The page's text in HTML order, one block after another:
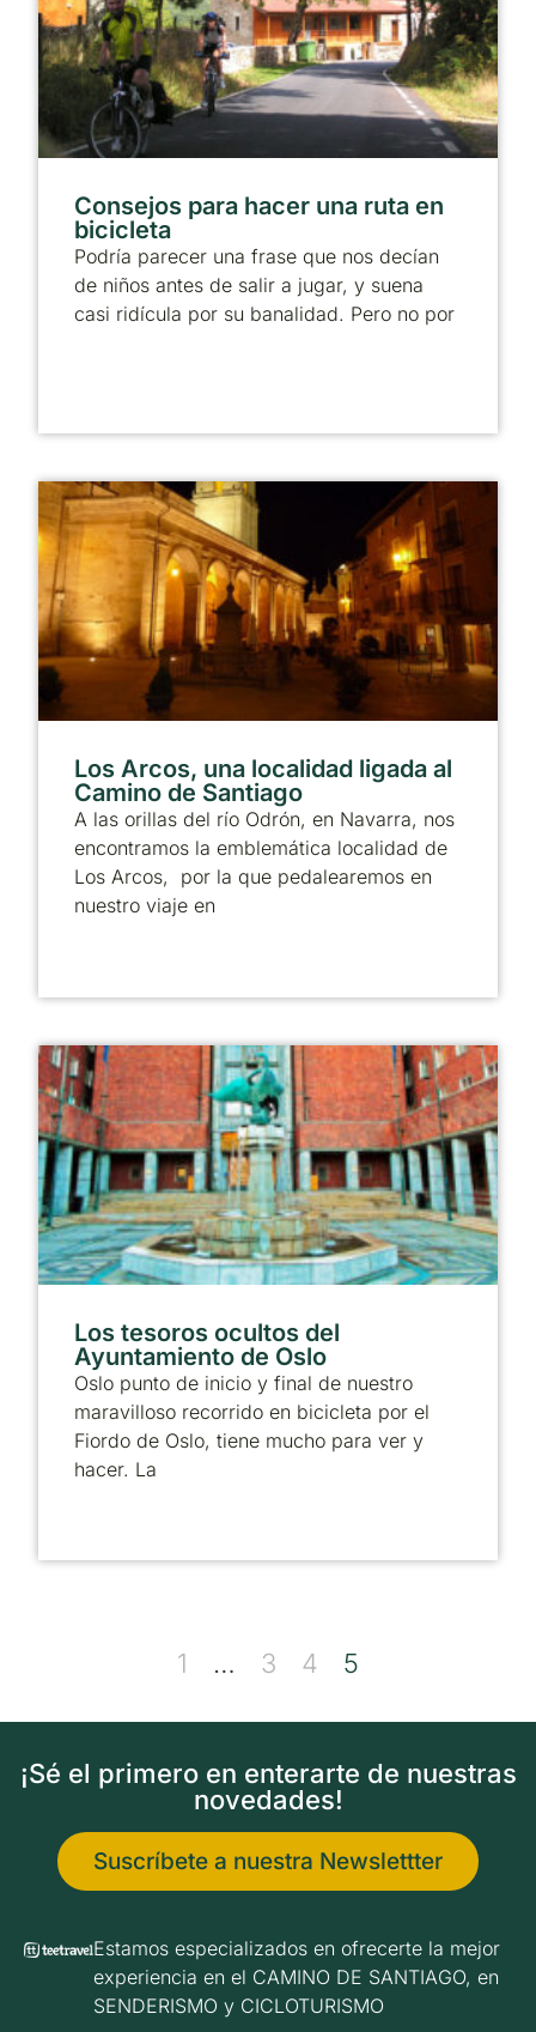
Consejos para hacer una ruta en
bicicleta
Podría parecer una frase que nos decían
de niños antes de salir a jugar, y suena
casi ridícula por su banalidad. Pero no por
Los Arcos, una localidad ligada al
Camino de Santiago
A las orillas del río Odrón, en Navarra, nos
encontramos la emblemática localidad de
Los Arcos, por la que pedalearemos en
nuestro viaje en
Los tesoros ocultos del
Ayuntamiento de Oslo
Oslo punto de inicio y final de nuestro
maravilloso recorrido en bicicleta por el
Fiordo de Oslo, tiene mucho para ver y
hacer. La
1 … 3 4 5
¡Sé el primero en enterarte de nuestras
novedades!
Suscríbete a nuestra Newslettter
Estamos especializados en ofrecerte la mejor
experiencia en el CAMINO DE SANTIAGO, en
SENDERISMO y CICLOTURISMO